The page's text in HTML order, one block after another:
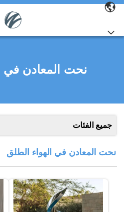
نحت المعادن في
جميع الفئات
نحت المعادن في الهواء الطلق